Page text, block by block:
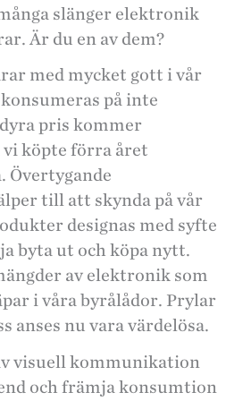
slänger elektronik
Är du en av dem?
med mycket gott i vår
på inte
pris kommer
köpte förra året
Övertygande
till att skynda på vår
designas med syfte
byta ut och köpa nytt.
av elektronik som
i våra byrålådor. Prylar
anses nu vara värdelösa.
visuell kommunikation
och främja konsumtion